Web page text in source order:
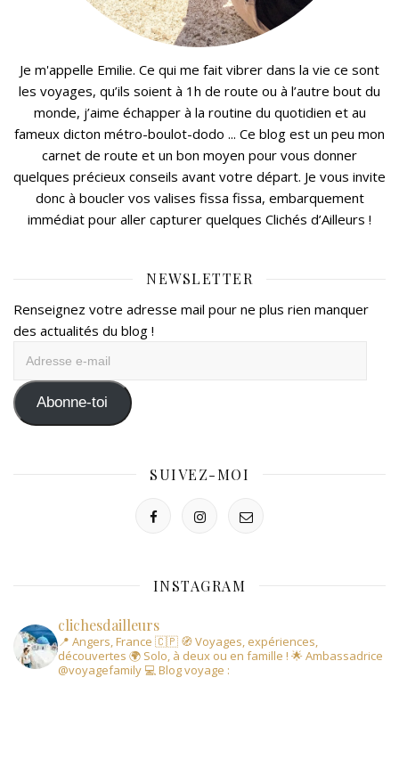
Je m'appelle Emilie. Ce qui me fait vibrer dans la vie ce sont
les voyages, qu’ils soient à 1h de route ou à l’autre bout du
monde, j’aime échapper à la routine du quotidien et au
fameux dicton métro-boulot-dodo ... Ce blog est un peu mon
carnet de route et un bon moyen pour vous donner
quelques précieux conseils avant votre départ. Je vous invite
donc à boucler vos valises fissa fissa, embarquement
immédiat pour aller capturer quelques Clichés d’Ailleurs !
NEWSLETTER
Renseignez votre adresse mail pour ne plus rien manquer
des actualités du blog !
mail Abonne-toi
SUIVEZ-MOI
INSTAGRAM
clichesdailleurs
📍 Angers, France 🇨🇵 🧭 Voyages, expériences,
découvertes 🌍 Solo, à deux ou en famille ! 🌟 Ambassadrice
@voyagefamily 💻 Blog voyage :